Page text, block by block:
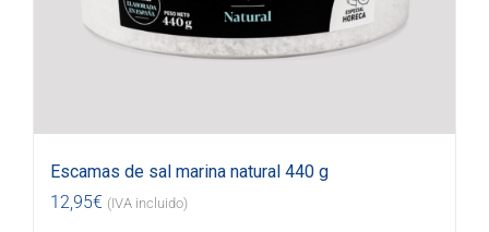
Escamas de sal marina natural 440 g
12,95€ (IVA incluido)